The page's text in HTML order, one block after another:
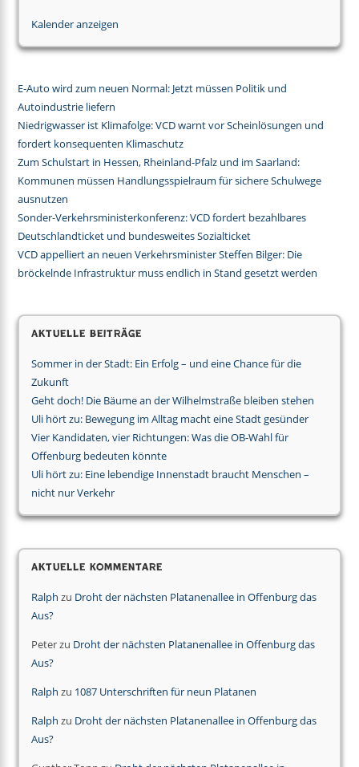
Kalender anzeigen
E-Auto wird zum neuen Normal: Jetzt müssen Politik und
Autoindustrie liefern
Niedrigwasser ist Klimafolge: VCD warnt vor Scheinlösungen und
fordert konsequenten Klimaschutz
Zum Schulstart in Hessen, Rheinland-Pfalz und im Saarland:
Kommunen müssen Handlungsspielraum für sichere Schulwege
ausnutzen
Sonder-Verkehrsministerkonferenz: VCD fordert bezahlbares
Deutschlandticket und bundesweites Sozialticket
VCD appelliert an neuen Verkehrsminister Steffen Bilger: Die
bröckelnde Infrastruktur muss endlich in Stand gesetzt werden
Aktuelle Beiträge
Sommer in der Stadt: Ein Erfolg – und eine Chance für die
Zukunft
Geht doch! Die Bäume an der Wilhelmstraße bleiben stehen
Uli hört zu: Bewegung im Alltag macht eine Stadt gesünder
Vier Kandidaten, vier Richtungen: Was die OB-Wahl für
Offenburg bedeuten könnte
Uli hört zu: Eine lebendige Innenstadt braucht Menschen –
nicht nur Verkehr
Aktuelle Kommentare
Ralph zu Droht der nächsten Platanenallee in Offenburg das
Aus?
Peterzu Droht der nächsten Platanenallee in Offenburg das
Aus?
Ralph zu 1087 Unterschriften für neun Platanen
Ralph zu Droht der nächsten Platanenallee in Offenburg das
Aus?